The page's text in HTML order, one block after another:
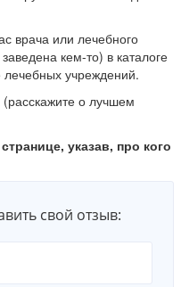
врача или лечебного
кем-то) в каталоге
лечебных учреждений.
(расскажите о лучшем
указав, про кого
свой отзыв: